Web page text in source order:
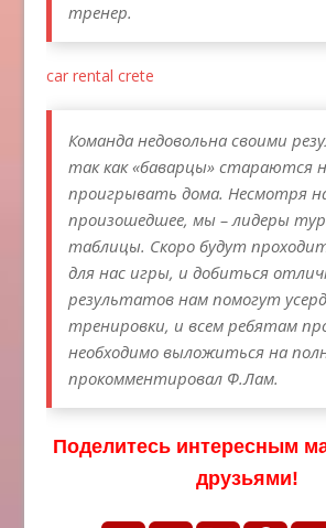
тренер.
car rental crete
Команда недовольна своими
так как «баварцы» стараются
проигрывать дома. Несмотря
произошедшее, мы – лидеры
таблицы. Скоро будут
для нас игры, и добиться
результатов нам помогут
тренировки, и всем ребятам
необходимо выложиться на
прокомментировал Ф.Лам.
Поделитесь интересным
друзьями!